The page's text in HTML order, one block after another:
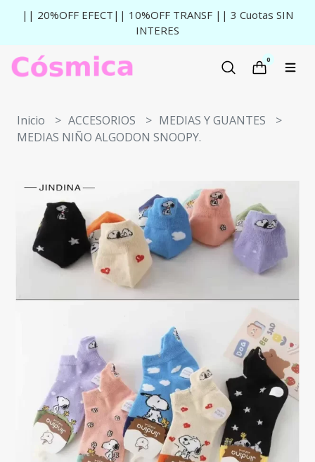
|| 20%OFF EFECT|| 10%OFF TRANSF || 3 Cuotas SIN
INTERES
0
Inicio ACCESORIOS
MEDIAS Y GUANTES
MEDIAS NIÑO ALGODON SNOOPY.